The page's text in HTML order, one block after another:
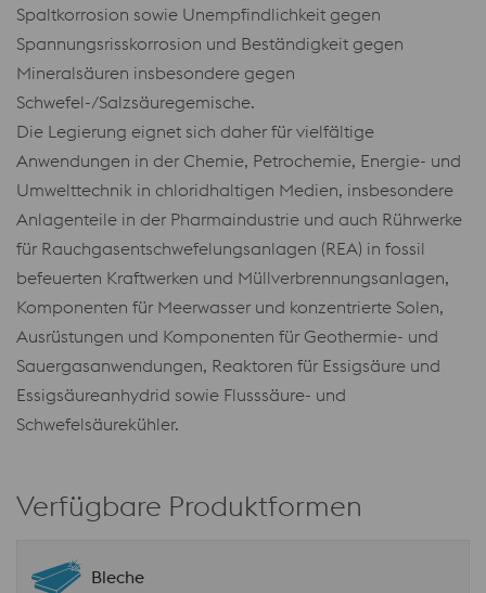
Spaltkorrosion sowie Unempfindlichkeit gegen
Spannungsrisskorrosion und Beständigkeit gegen
Mineralsäuren insbesondere gegen
Schwefel-/Salzsäuregemische.
Die Legierung eignet sich daher für vielfältige
Anwendungen in der Chemie, Petrochemie, Energie- und
Umwelttechnik in chloridhaltigen Medien, insbesondere
Anlagenteile in der Pharmaindustrie und auch Rührwerke
für Rauchgasentschwefelungsanlagen (REA) in fossil
befeuerten Kraftwerken und Müllverbrennungsanlagen,
Komponenten für Meerwasser und konzentrierte Solen,
Ausrüstungen und Komponenten für Geothermie- und
Sauergasanwendungen, Reaktoren für Essigsäure und
Essigsäureanhydrid sowie Flusssäure- und
Schwefelsäurekühler.
Verfügbare Produktformen
Bleche